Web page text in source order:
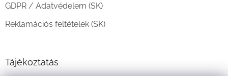
GDPR / Adatvédelem (SK)
Reklamációs feltételek (SK)
Tájékoztatás